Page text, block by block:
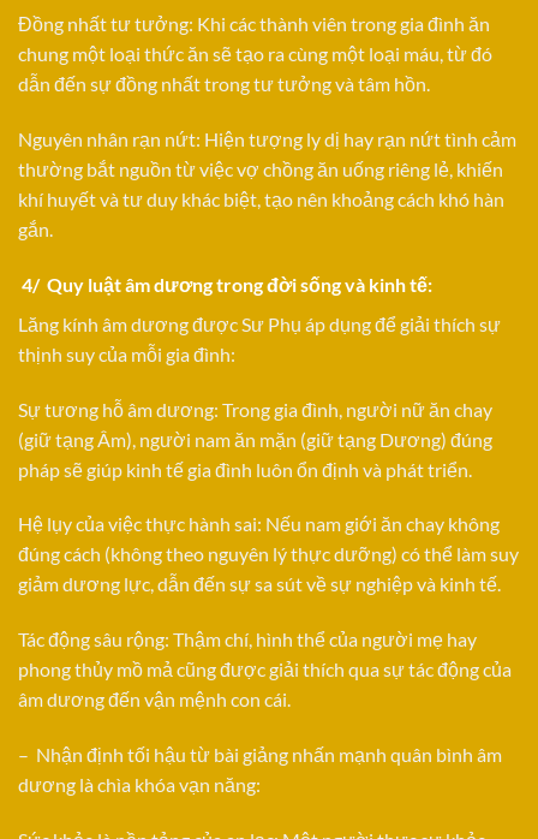
Đồng nhất tư tưởng: Khi các thành viên trong gia đình ăn
chung một loại thức ăn sẽ tạo ra cùng một loại máu, từ đó
dẫn đến sự đồng nhất trong tư tưởng và tâm hồn.
Nguyên nhân rạn nứt: Hiện tượng ly dị hay rạn nứt tình cảm
thường bắt nguồn từ việc vợ chồng ăn uống riêng lẻ, khiến
khí huyết và tư duy khác biệt, tạo nên khoảng cách khó hàn
gắn.
4/ Quy luật âm dương trong đời sống và kinh tế:
Lăng kính âm dương được Sư Phụ áp dụng để giải thích sự
thịnh suy của mỗi gia đình:
Sự tương hỗ âm dương: Trong gia đình, người nữ ăn chay
(giữ tạng Âm), người nam ăn mặn (giữ tạng Dương) đúng
pháp sẽ giúp kinh tế gia đình luôn ổn định và phát triển.
Hệ lụy của việc thực hành sai: Nếu nam giới ăn chay không
đúng cách (không theo nguyên lý thực dưỡng) có thể làm suy
giảm dương lực, dẫn đến sự sa sút về sự nghiệp và kinh tế.
Tác động sâu rộng: Thậm chí, hình thể của người mẹ hay
phong thủy mồ mả cũng được giải thích qua sự tác động của
âm dương đến vận mệnh con cái.
– Nhận định tối hậu từ bài giảng nhấn mạnh quân bình âm
dương là chìa khóa vạn năng: